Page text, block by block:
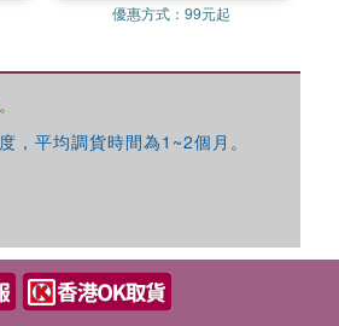
優惠方式：99元起
平均調貨時間為1~2個月。